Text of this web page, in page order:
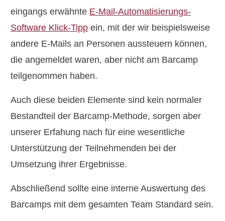
eingangs erwähnte E-Mail-Automatisierungs-
Software Klick-Tipp ein, mit der wir beispielsweise
andere E-Mails an Personen aussteuern können,
die angemeldet waren, aber nicht am Barcamp
teilgenommen haben.
Auch diese beiden Elemente sind kein normaler
Bestandteil der Barcamp-Methode, sorgen aber
unserer Erfahung nach für eine wesentliche
Unterstützung der Teilnehmenden bei der
Umsetzung ihrer Ergebnisse.
Abschließend sollte eine interne Auswertung des
Barcamps mit dem gesamten Team Standard sein.